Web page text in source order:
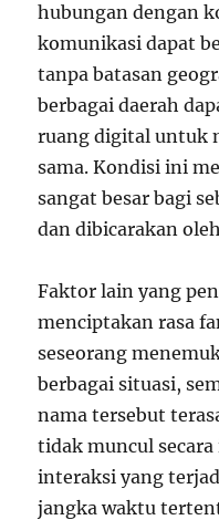
hubungan dengan
komunikasi dapat
tanpa batasan
berbagai daerah
ruang digital untuk
sama. Kondisi ini
sangat besar bagi
dan dibicarakan
Faktor lain yang
menciptakan rasa
seseorang
berbagai situasi,
nama tersebut
tidak muncul
interaksi yang
jangka waktu